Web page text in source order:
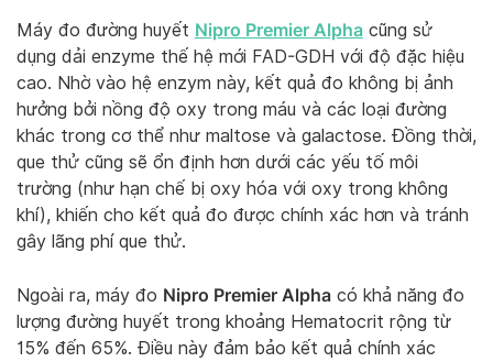
Máy đo đường huyết Nipro Premier Alpha cũng sử
dụng dải enzyme thế hệ mới FAD-GDH với độ đặc hiệu
cao. Nhờ vào hệ enzym này, kết quả đo không bị ảnh
hưởng bởi nồng độ oxy trong máu và các loại đường
khác trong cơ thể như maltose và galactose. Đồng thời,
que thử cũng sẽ ổn định hơn dưới các yếu tố môi
trường (như hạn chế bị oxy hóa với oxy trong không
khí), khiến cho kết quả đo được chính xác hơn và tránh
gây lãng phí que thử.
Ngoài ra, máy đo Nipro Premier Alpha có khả năng đo
lượng đường huyết trong khoảng Hematocrit rộng từ
15% đến 65%. Điều này đảm bảo kết quả chính xác